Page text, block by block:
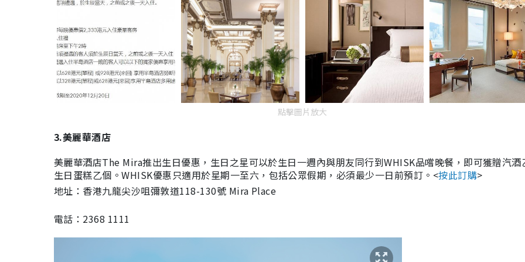
點擊圖片放大
3.美麗華酒店
美麗華酒店The Mira推出生日優惠，生日之星可以於生日一週內與朋友同行到WHISK品嚐晚餐，即可獲贈汽酒
生日蛋糕乙個。WHISK優惠只適用於星期一至六，包括公眾假期，必須最少一日前預訂。<按此訂購>
地址：香港九龍尖沙咀彌敦道118-130號 Mira Place
電話：2368 1111